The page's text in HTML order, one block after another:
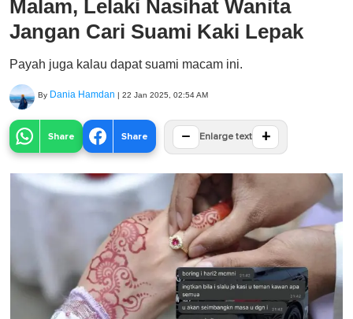
Malam, Lelaki Nasihat Wanita
Jangan Cari Suami Kaki Lepak
Payah juga kalau dapat suami macam ini.
By Dania Hamdan | 22 Jan 2025, 02:54 AM
Share Share − Enlarge text +